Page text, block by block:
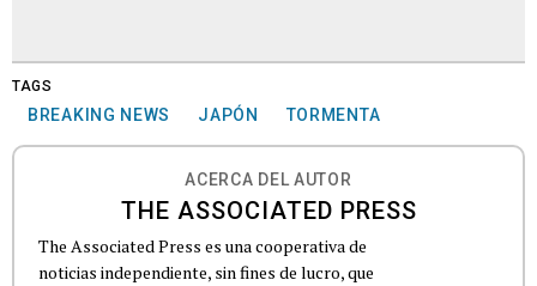
TAGS
BREAKING NEWS JAPÓN TORMENTA
ACERCA DEL AUTOR
THE ASSOCIATED PRESS
The Associated Press es una cooperativa de
noticias independiente, sin fines de lucro, que